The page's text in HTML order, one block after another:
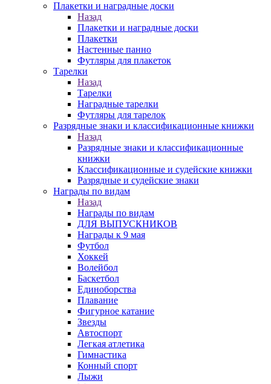
Плакетки и наградные доски
Назад
Плакетки и наградные доски
Плакетки
Настенные панно
Футляры для плакеток
Тарелки
Назад
Тарелки
Наградные тарелки
Футляры для тарелок
Разрядные знаки и классификационные книжки
Назад
Разрядные знаки и классификационные
книжки
Классификационные и судейские книжки
Разрядные и судейские знаки
Награды по видам
Назад
Награды по видам
ДЛЯ ВЫПУСКНИКОВ
Награды к 9 мая
Футбол
Хоккей
Волейбол
Баскетбол
Единоборства
Плавание
Фигурное катание
Звезды
Автоспорт
Легкая атлетика
Гимнастика
Конный спорт
Лыжи